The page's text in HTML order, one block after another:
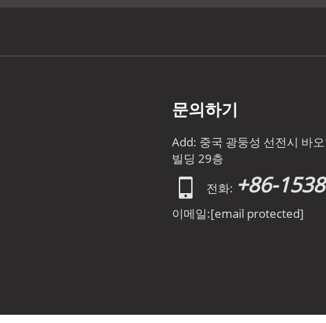
문의하기
Add: 중국 광둥성 선전시 바
빌딩 29층
전화: +86-
이메일:[email protected]